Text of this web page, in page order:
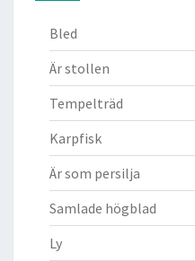
Bled
Är stollen
Tempelträd
Karpfisk
Är som persilja
Samlade högblad
Ly